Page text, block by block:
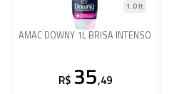
AMAC DOWNY 1L BRISA INTENSO
1.0 lt
R$ 35,49